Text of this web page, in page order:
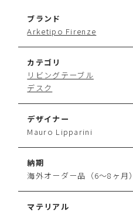
ブランド
Arketipo Firenze
カテゴリ
リビングテーブル
デスク
デザイナー
Mauro Lipparini
納期
海外オーダー品（6～8ヶ月）
マテリアル